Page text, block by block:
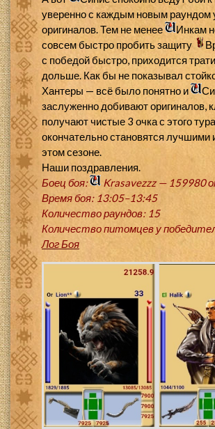
уверенно с каждым новым раундом
оригиналов. Тем не менее
Инкам
совсем быстро пробить защиту
с победой быстро, приходится
дольше. Как бы не показывал
Хантеры — всё было понятно и
заслуженно добивают оригиналов,
получают чистые 3 очка с этого
окончательно становятся лучшими
этом сезоне.
Наши поздравления.
Боец боя:
Krasavezzz — 159980
Время боя: 13:05–13:45
Количество раундов: 15
Количество питомцев у
Лог Боя